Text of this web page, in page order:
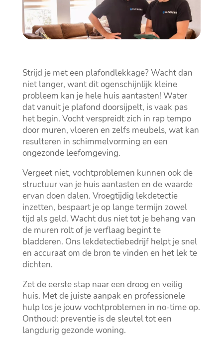
Strijd je met een plafondlekkage? Wacht dan
niet langer, want dit ogenschijnlijk kleine
probleem kan je hele huis aantasten! Water
dat vanuit je plafond doorsijpelt, is vaak pas
het begin.​ Vocht verspreidt zich in rap tempo
door muren, vloeren en zelfs meubels, wat kan
resulteren in schimmelvorming en een
ongezonde leefomgeving.​
Vergeet niet, vochtproblemen kunnen ook de
structuur van je huis aantasten en de waarde
ervan doen dalen.​ Vroegtijdig lekdetectie
inzetten, bespaart je op lange termijn zowel
tijd als geld.​ Wacht dus niet tot je behang van
de muren rolt of je verflaag begint te
bladderen.​ Ons lekdetectiebedrijf helpt je snel
en accuraat om de bron te vinden en het lek te
dichten.​
Zet de eerste stap naar een droog en veilig
huis.​ Met de juiste aanpak en professionele
hulp los je jouw vochtproblemen in no-time op.​
Onthoud: preventie is de sleutel tot een
langdurig gezonde woning.​